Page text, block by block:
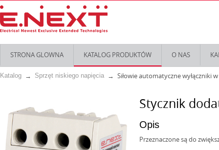
STRONA GLOWNA KATALOG PRODUKTÓW O NAS
Katalog Sprzęt niskiego napięcia Siłowie automatyczne wyłączniki
Stycznik
Opis
Przeznaczone są do